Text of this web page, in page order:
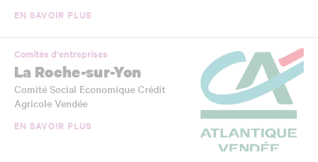
EN SAVOIR PLUS
Comités d'entreprises
La Roche-sur-Yon
Comité Social Economique Crédit
Agricole Vendée
EN SAVOIR PLUS